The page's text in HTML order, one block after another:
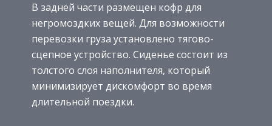
В задней части размещен кофр для
негромоздких вещей. Для возможности
перевозки груза установлено тягово-
сцепное устройство. Сиденье состоит из
толстого слоя наполнителя, который
минимизирует дискомфорт во время
длительной поездки.